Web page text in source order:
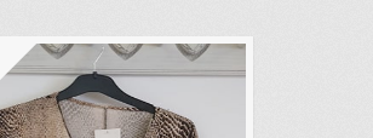
variaties.
Deze